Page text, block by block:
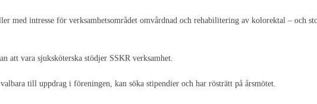
med intresse för verksamhetsområdet omvårdnad och rehabilitering av kolorektal – och
att vara sjuksköterska stödjer SSKR verksamhet.
till uppdrag i föreningen, kan söka stipendier och har rösträtt på årsmötet.